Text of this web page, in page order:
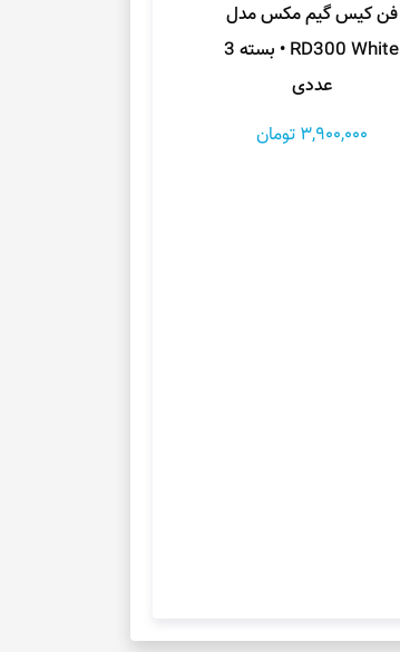
فن کیس گیم مکس مدل
RD300 White • بسته 3
عددی
3,900,000 تومان